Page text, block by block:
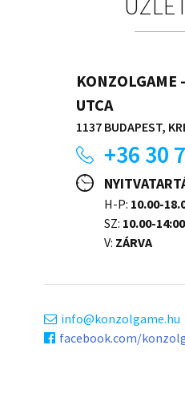
KONZOLGAME
UTCA
1137 BUDAPEST,
+36 30
H-P: 10.00-
SZ: 10.00-14:00
V: ZÁRVA
info
konzolgame.hu
facebook.com/